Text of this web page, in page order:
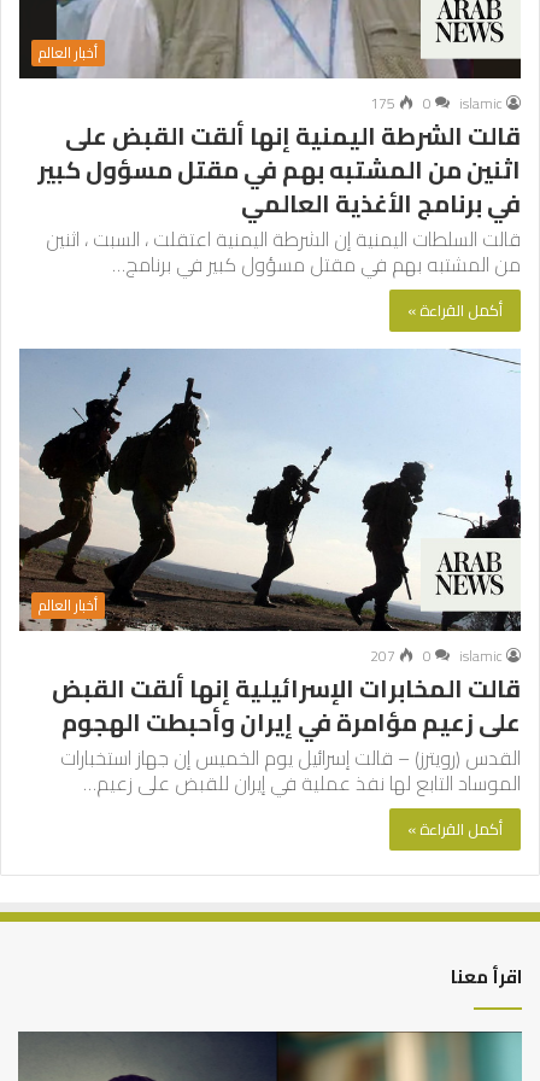
أخبار العالم
islamic
0
175
قالت الشرطة اليمنية إنها ألقت القبض على
اثنين من المشتبه بهم في مقتل مسؤول كبير
في برنامج الأغذية العالمي
قالت السلطات اليمنية إن الشرطة اليمنية اعتقلت ، السبت ، اثنين
من المشتبه بهم في مقتل مسؤول كبير في برنامج…
أكمل القراءة »
أخبار العالم
islamic
0
207
قالت المخابرات الإسرائيلية إنها ألقت القبض
على زعيم مؤامرة في إيران وأحبطت الهجوم
القدس (رويترز) – قالت إسرائيل يوم الخميس إن جهاز استخبارات
الموساد التابع لها نفذ عملية في إيران للقبض على زعيم…
أكمل القراءة »
اقرأ معنا
من